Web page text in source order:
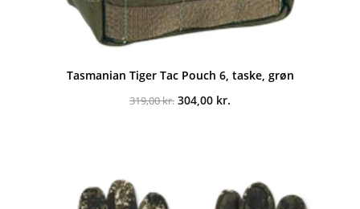
Tasmanian Tiger Tac Pouch 6, taske, grøn
319,00kr. Den
304,00 kr.